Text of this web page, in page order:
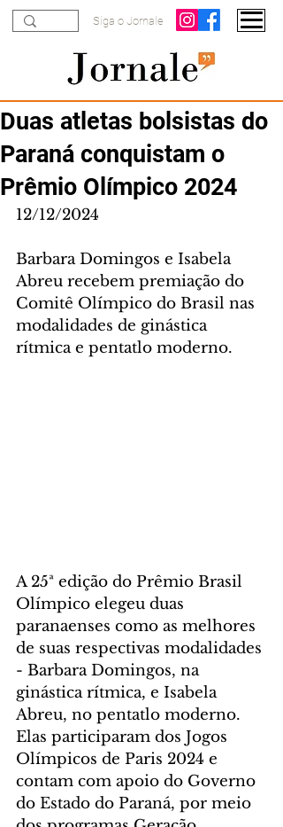
Siga o Jornale
Duas atletas bolsistas do
Paraná conquistam o
Prêmio Olímpico 2024
12/12/2024
Barbara Domingos e Isabela
Abreu recebem premiação do
Comitê Olímpico do Brasil nas
modalidades de ginástica
rítmica e pentatlo moderno.
A 25ª edição do Prêmio Brasil
Olímpico elegeu duas
paranaenses como as melhores
de suas respectivas modalidades
- Barbara Domingos, na
ginástica rítmica, e Isabela
Abreu, no pentatlo moderno.
Elas participaram dos Jogos
Olímpicos de Paris 2024 e
contam com apoio do Governo
do Estado do Paraná, por meio